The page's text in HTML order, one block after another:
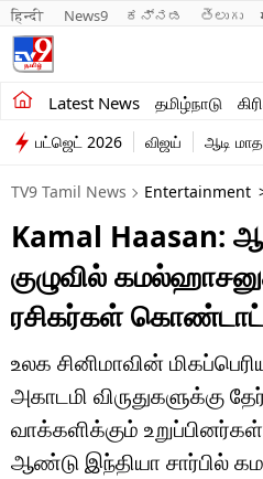
हिन्दी News9 ಕನ್ನಡ తెలుగు
Latest News தமிழ்நாடு
சமீபத்திய செய்திகள்
தமிழ்நாடு
இந்தியா
உலகம்
விளையாட்டு
பொழுதுபோக்கு
லைஃப்ஸ்டைல்
வணிகம்
பட்ஜெட் 2026 விஜய் ஆடி
TV9 Tamil News Entertainment
Kamal Haasan:
குழுவில்
ரசிகர்கள்
உலக சினிமாவின்
அகாடமி விருதுகளுக்கு
வாக்களிக்கும்
ஆண்டு இந்தியா சார்பில்